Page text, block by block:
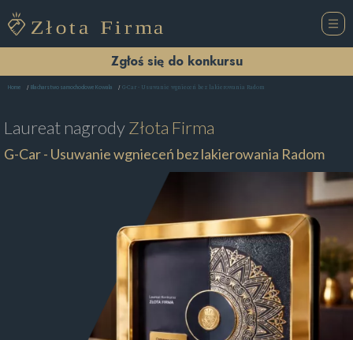
Zgłoś się do konkursu
Home Blacharstwo samochodowe Kowala G-Car - Usuwanie wgnieceń bez lakierowania Radom
Laureat nagrodyZłota Firma
G-Car - Usuwanie wgnieceń bez lakierowania Radom